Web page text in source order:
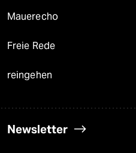
Mauerecho
Freie Rede
reingehen
Newsletter